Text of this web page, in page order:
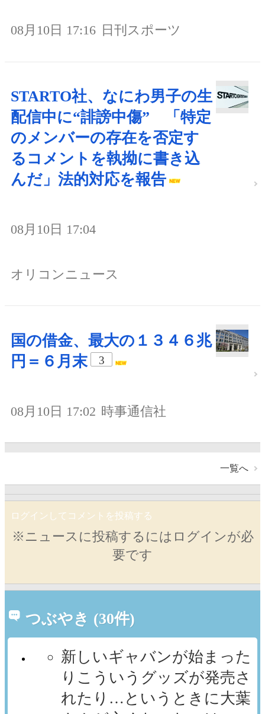
08月10日 17:16 日刊スポーツ
STARTO社、なにわ男子の生
配信中に“誹謗中傷” 「特定
のメンバーの存在を否定す
るコメントを執拗に書き込
んだ」法的対応を報告
08月10日 17:04
オリコンニュース
国の借金、最大の１３４６兆
円＝６月末
3
08月10日 17:02 時事通信社
一覧へ
ログインしてコメントを投稿する
※ニュースに投稿するにはログインが必
要です
つぶやき (30件)
新しいギャバンが始まった
りこういうグッズが発売さ
れたり…というときに大葉